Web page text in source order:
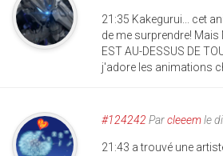
21:35 Kakegurui... cet
de me surprendre! Mais
EST AU-DESSUS DE
j'adore les animations
#124242 Parcleeemle
21:43 a trouvé une